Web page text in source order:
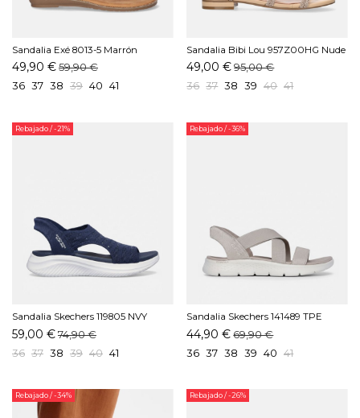
Sandalia Exé 8013-5 Marrón
49,90 €59,90 €
36 37 38 39 40 41
Sandalia Bibi Lou 957Z00HG Nude
49,00 € 95,00 €
36 37 38 39 40 41
Rebajado/ -21%
Sandalia Skechers 119805 NVY
Marino
59,00 €74,90 €
36 37 38 39 40 41
Rebajado/ -36%
Sandalia Skechers 141489 TPE
Taupe
44,90 € 69,90 €
36 37 38 39 40 41
Rebajado/ -34% Rebajado/ -26%